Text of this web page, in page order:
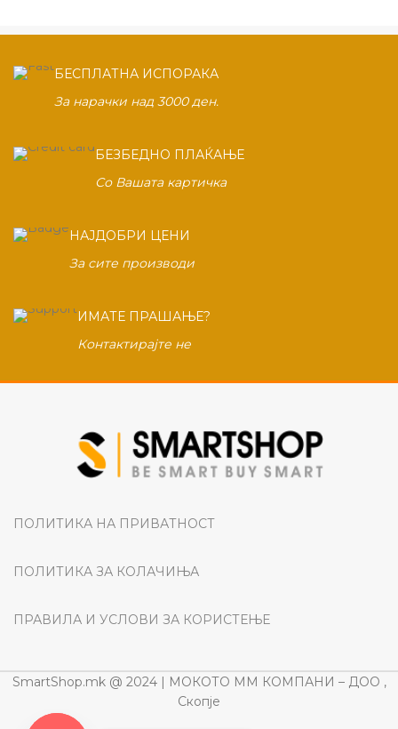
БЕСПЛАТНА ИСПОРАКА
За нарачки над 3000 ден.
БЕЗБЕДНО ПЛАЌАЊЕ
Со Вашата картичка
НАЈДОБРИ ЦЕНИ
За сите производи
ИМАТЕ ПРАШАЊЕ?
Контактирајте не
ПОЛИТИКА НА ПРИВАТНОСТ
ПОЛИТИКА ЗА КОЛАЧИЊА
ПРАВИЛА И УСЛОВИ ЗА КОРИСТЕЊЕ
SmartShop.mk @ 2024 | МОКОТО ММ КОМПАНИ – ДОО ,
Скопје